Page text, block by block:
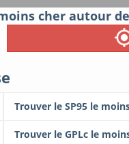
cher autour
Trouver le SP95 le
Trouver le GPLc le